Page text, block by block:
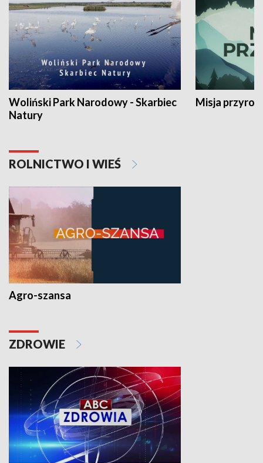
Woliński Park Narodowy - Skarbiec
Natury
Misja
ROLNICTWO I WIEŚ
Agro-szansa
ZDROWIE